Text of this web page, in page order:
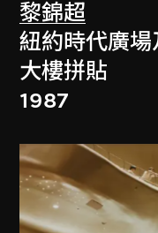
黎錦超
紐約時代廣場
大樓拼貼
1987